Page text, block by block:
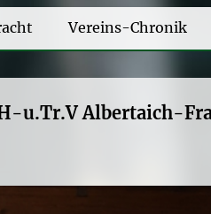
Vereins-Chronik
u.Tr.V Albertaich-